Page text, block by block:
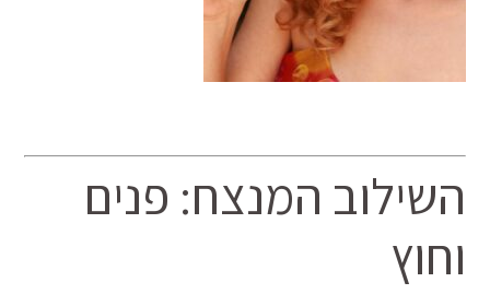
השילוב המנצח: פנים
וחוץ